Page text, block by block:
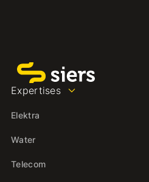
Expertises
Elektra
Water
Telecom